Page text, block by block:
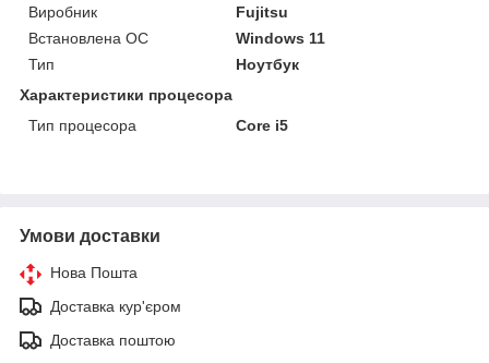
Виробник
Fujitsu
Встановлена ОС
Windows 11
Тип
Ноутбук
Характеристики процесора
Тип процесора
Core i5
Умови доставки
Нова Пошта
Доставка кур'єром
Доставка поштою